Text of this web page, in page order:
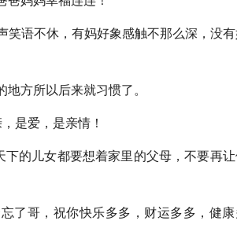
语不休，有妈好象感触不那么深，没
方所以后来就习惯了。
是爱，是亲情！
的儿女都要想着家里的父母，不要再
哥，祝你快乐多多，财运多多，健康